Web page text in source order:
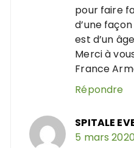
pour faire
d’une
est d’un
Merci à
France
Répondre
SPITALE
5 mars